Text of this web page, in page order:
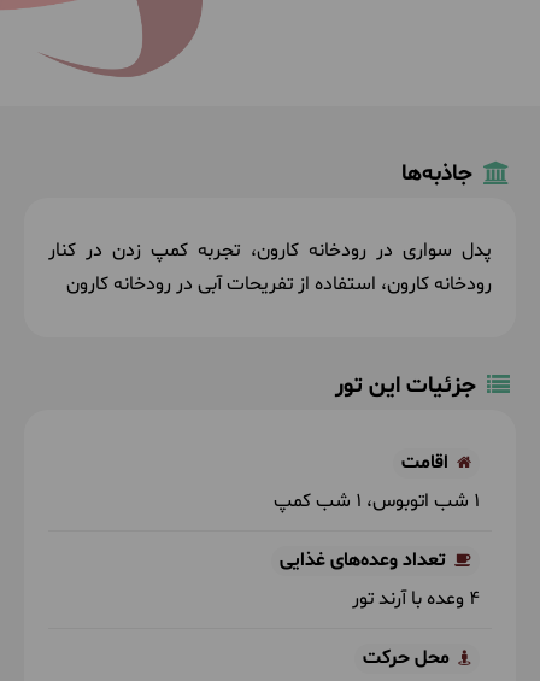
جاذبه‌ها
پدل سواری در رودخانه کارون، تجربه کمپ زدن در کنار
رودخانه کارون، استفاده از تفریحات آبی در رودخانه کارون
جزئیات این تور
اقامت
1 شب اتوبوس
1 شب کمپ
تعداد وعده‌های غذایی
4 وعده با آرند تور
محل حرکت